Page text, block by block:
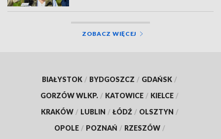
ZOBACZ WIĘCEJ
BIAŁYSTOK / BYDGOSZCZ / GDAŃSK /
GORZÓW WLKP. / KATOWICE / KIELCE /
KRAKÓW / LUBLIN / ŁÓDŹ / OLSZTYN /
OPOLE / POZNAŃ / RZESZÓW /